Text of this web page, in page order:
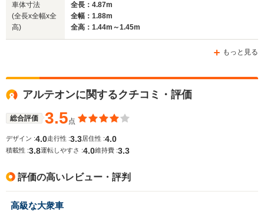
車体寸法
(全長x全幅x全
高)
全長：4.87m
全幅：1.88m
全高：1.44m～1.45m
もっと見る
アルテオンに関するクチコミ・評価
総合評価 3.5点
デザイン :4.0走行性 :3.3居住性 :4.0
積載性 :3.8運転しやすさ :4.0維持費 :3.3
評価の高いレビュー・評判
高級な大衆車